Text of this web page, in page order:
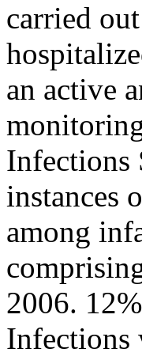
carried
an active
Infections
instances
among
2006.
Infections